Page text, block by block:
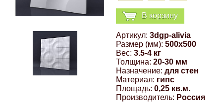
В корзину
Артикул: 3dgp-alivia
Размер (мм): 500x500
Вес: 3.5-4 кг
Толщина: 20-30 мм
Назначение: для стен
Материал: гипс
Площадь: 0,25 кв.м.
Производитель: Россия
Компрессионные фитинги Poliext
Honda
Шпатлевки, штукатурки
Эмали универсальные акриловые
Магнитные панели на холодильник